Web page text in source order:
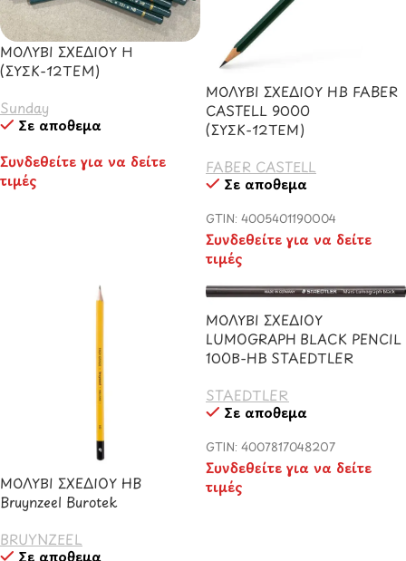
ΜΟΛΥΒΙ ΣΧΕΔΙΟΥ H
(ΣΥΣΚ-12TEM)
Sunday
Σε απόθεμα
Συνδεθείτε για να δείτε
τιμές
ΜΟΛΥΒΙ ΣΧΕΔΙΟΥ HB FABER
CASTELL 9000
(ΣΥΣΚ-12ΤΕΜ)
FABER CASTELL
Σε απόθεμα
GTIN: 4005401190004
Συνδεθείτε για να δείτε
τιμές
ΜΟΛΥΒΙ ΣΧΕΔΙΟΥ HB
Bruynzeel Burotek
BRUYNZEEL
Σε απόθεμα
ΜΟΛΥΒΙ ΣΧΕΔΙΟΥ
LUMOGRAPH BLACK PENCIL
100B-HB STAEDTLER
STAEDTLER
Σε απόθεμα
GTIN: 4007817048207
Συνδεθείτε για να δείτε
τιμές